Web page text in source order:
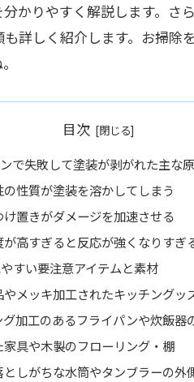
かりやすく解説します。さ
詳しく紹介します。お掃除
目次
で失敗して塗装が剥がれた主な
の性質が塗装を溶かしてしまう
け置きがダメージを加速させる
が高すぎると反応が強くなりすぎ
すい要注意アイテムと素材
やメッキ加工されたキッチングッ
グ加工のあるフライパンや炊飯器
具や木製のフローリング・棚
としがちな水筒やタンブラーの外